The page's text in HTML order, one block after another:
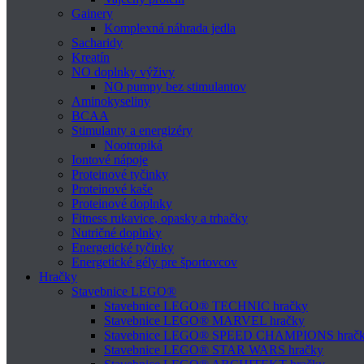
Gainery
Komplexná náhrada jedla
Sacharidy
Kreatín
NO doplnky výživy
NO pumpy bez stimulantov
Aminokyseliny
BCAA
Stimulanty a energizéry
Nootropiká
Iontové nápoje
Proteinové tyčinky
Proteinové kaše
Proteinové doplnky
Fitness rukavice, opasky a trhačky
Nutričné doplnky
Energetické tyčinky
Energetické gély pre športovcov
Hračky
Stavebnice LEGO®
Stavebnice LEGO® TECHNIC hračky
Stavebnice LEGO® MARVEL hračky
Stavebnice LEGO® SPEED CHAMPIONS
Stavebnice LEGO® STAR WARS hračky